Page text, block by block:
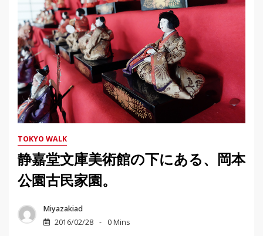
TOKYO WALK
静嘉堂文庫美術館の下にある、岡本
公園古民家園。
Miyazakiad
2016/02/28
0 Mins